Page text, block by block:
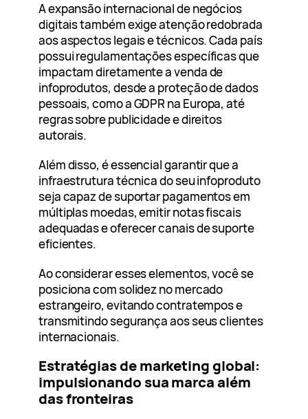
A expansão internacional de negócios
digitais também exige atenção redobrada
aos aspectos legais e técnicos. Cada país
possui regulamentações específicas que
impactam diretamente a venda de
infoprodutos, desde a proteção de dados
pessoais, como a GDPR na Europa, até
regras sobre publicidade e direitos
autorais.
Além disso, é essencial garantir que a
infraestrutura técnica do seu infoproduto
seja capaz de suportar pagamentos em
múltiplas moedas, emitir notas fiscais
adequadas e oferecer canais de suporte
eficientes.
Ao considerar esses elementos, você se
posiciona com solidez no mercado
estrangeiro, evitando contratempos e
transmitindo segurança aos seus clientes
internacionais.
Estratégias de marketing global:
impulsionando sua marca além
das fronteiras